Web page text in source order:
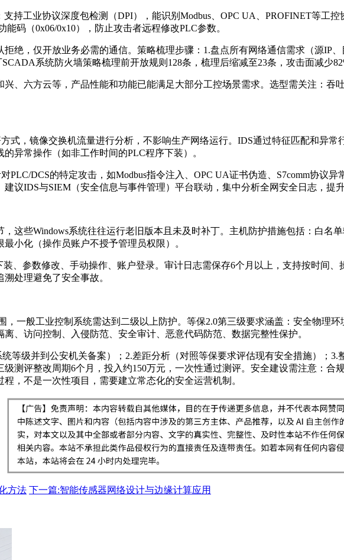
持工业协议深度包检测（DPI），能识别Modbus、OPC UA、PROFINET等工
码（0x06/0x10），防止攻击者远程修改PLC参数。
绝，仅开放业务必需的通信。策略梳理步骤：1.盘点所有网络通信需求（源IP
系统防火墙策略梳理前开放规则128条，梳理后缩减至23条，攻击面减少
、六方云等，产品性能和功能已能满足大部分工控场景需求。选型需关注：吞
式，镜像交换机流量进行分析，不影响生产网络运行。IDS通过特征匹配和异
异常操作（如非工作时间的PLC程序下装）。
PLC/DCS的特定攻击，如Modbus指令注入、OPC UA证书伪造、S7comm协议
议IDS与SIEM（安全信息与事件管理）平台联动，集中分析全网安全日志，提升
这些Windows系统往往运行老旧版本且未及时补丁。主机防护措施包括：白名
小化（操作员账户不授予管理员权限）。
、参数修改、手动操作、账户登录。审计日志需保存6个月以上，支持按时间
处理避免了安全事故。
，一般工业控制系统需达到二级以上防护。等保2.0第三级要求涵盖：安全物理
、访问控制、入侵防范、安全审计、恶意代码防范、数据完整性保护。
等级并到公安机关备案）；2.差距分析（对照等保要求评估现有安全措施）；
测评整改周期6个月，投入约150万元，一次性通过测评。安全建设需注意：
，不是一次性项目，需要建立常态化的安全运营机制。
方法 下一篇:智能传感器网络设计与边缘计算应用